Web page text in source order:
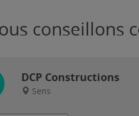
conseillons
DCP Constructions
Sens